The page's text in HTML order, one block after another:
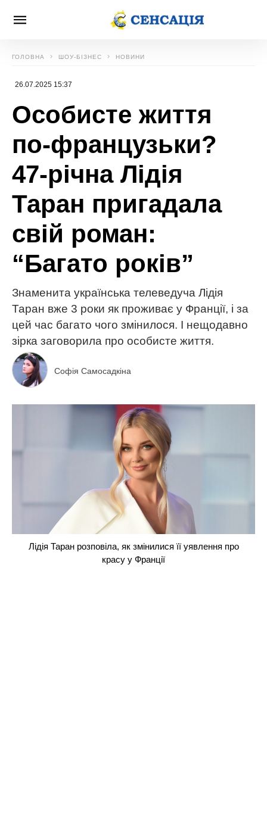
ГОЛОВНА ШОУ-БІЗНЕС НОВИНИ
26.07.2025 15:37
Особисте життя
по-французьки?
47-річна Лідія
Таран пригадала
свій роман:
“Багато років”
Знаменита українська телеведуча Лідія
Таран вже 3 роки як проживає у Франції, і за
цей час багато чого змінилося. І нещодавно
зірка заговорила про особисте життя.
Софія Самосадкіна
Лідія Таран розповіла, як змінилися її уявлення про
красу у Франції